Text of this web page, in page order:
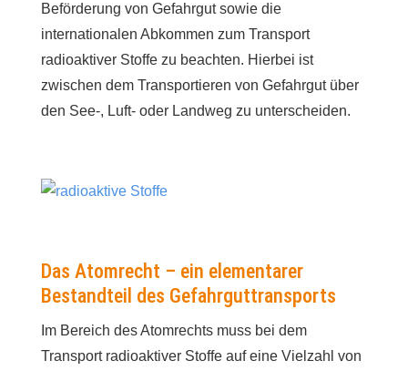
Beförderung von Gefahrgut sowie die
internationalen Abkommen zum Transport
radioaktiver Stoffe zu beachten. Hierbei ist
zwischen dem Transportieren von Gefahrgut über
den See-, Luft- oder Landweg zu unterscheiden.
Das Atomrecht – ein elementarer
Bestandteil des Gefahrguttransports
Im Bereich des Atomrechts muss bei dem
Transport radioaktiver Stoffe auf eine Vielzahl von